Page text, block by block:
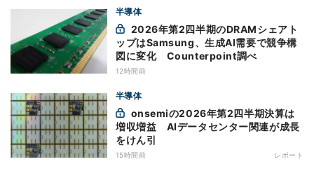
半導体
ップはSamsung、生成AI需要で競争構
図に変化 Counterpoint調べ
12時間前
半導体
増収増益 AIデータセンター関連が成長
をけん引
15時間前 レポート